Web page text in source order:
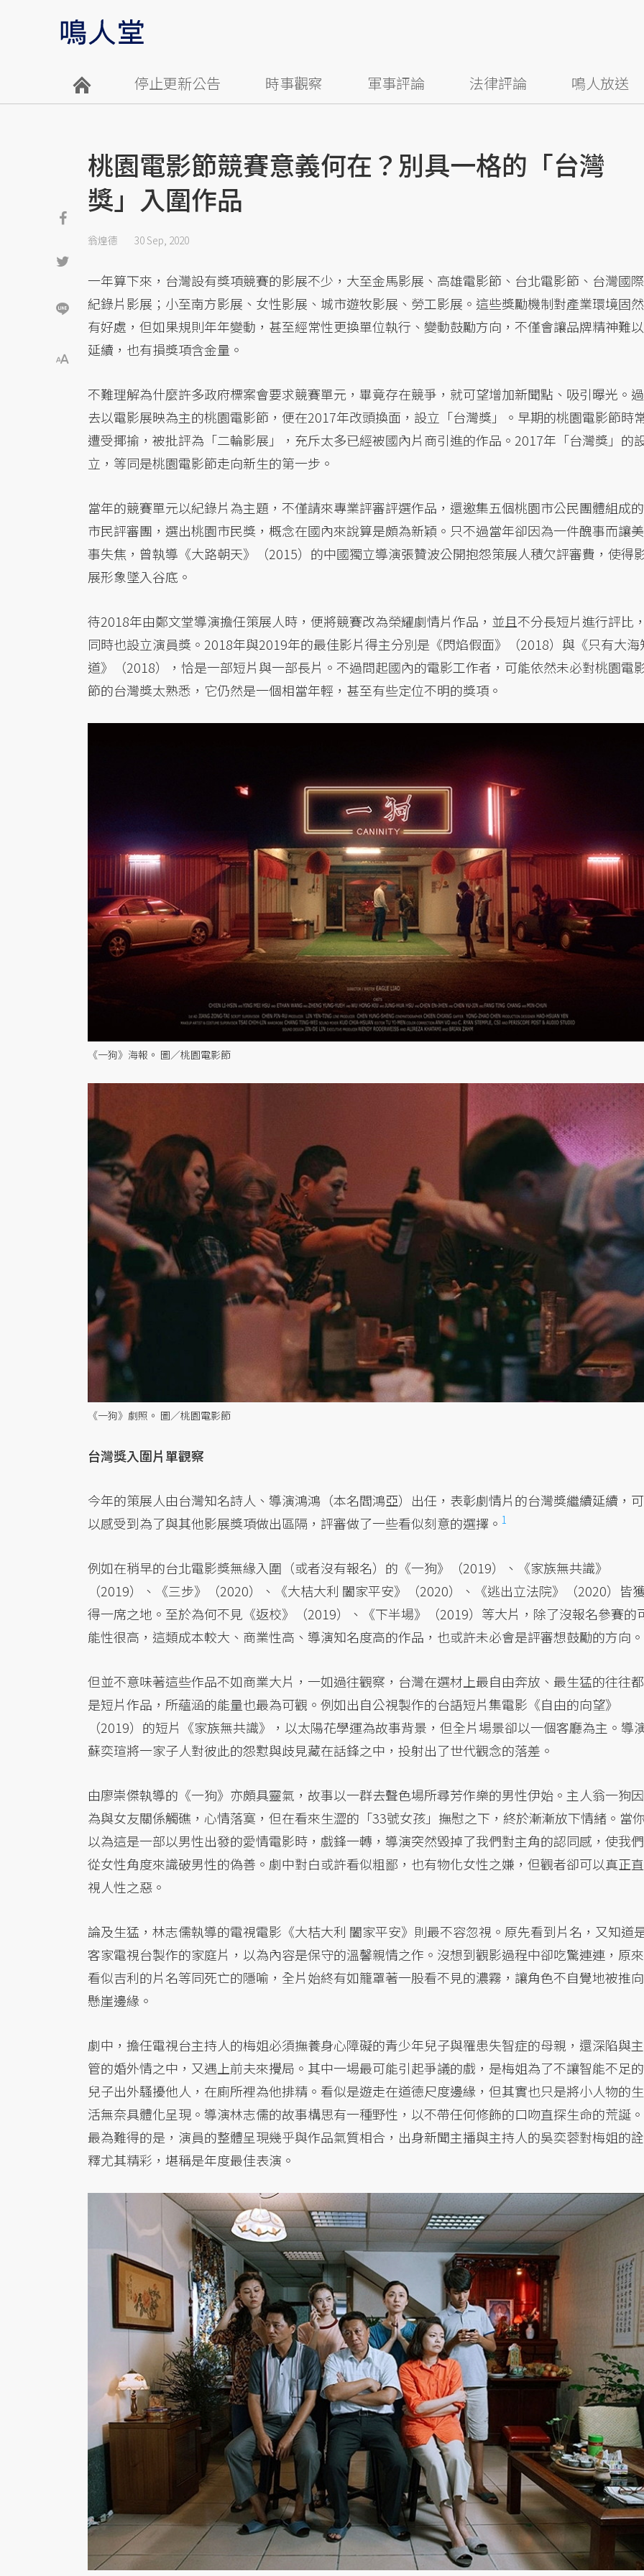
停止更新公告 時事觀察 軍事評論 法律評論 鳴人放送
桃園電影節競賽意義何在？別具一格的「台灣
獎」入圍作品
翁煌德 30 Sep, 2020
一年算下來，台灣設有獎項競賽的影展不少，大至金馬影展、高雄電影節、台北電影節、台灣國際
紀錄片影展；小至南方影展、女性影展、城市遊牧影展、勞工影展。這些獎勵機制對產業環境固然
有好處，但如果規則年年變動，甚至經常性更換單位執行、變動鼓勵方向，不僅會讓品牌精神難以
延續，也有損獎項含金量。
不難理解為什麼許多政府標案會要求競賽單元，畢竟存在競爭，就可望增加新聞點、吸引曝光。過
去以電影展映為主的桃園電影節，便在2017年改頭換面，設立「台灣獎」。早期的桃園電影節時
遭受揶揄，被批評為「二輪影展」，充斥太多已經被國內片商引進的作品。2017年「台灣獎」的
立，等同是桃園電影節走向新生的第一步。
當年的競賽單元以紀錄片為主題，不僅請來專業評審評選作品，還邀集五個桃園市公民團體組成的
市民評審團，選出桃園市民獎，概念在國內來說算是頗為新穎。只不過當年卻因為一件醜事而讓美
事失焦，曾執導《大路朝天》（2015）的中國獨立導演張贊波公開抱怨策展人積欠評審費，使得
展形象墜入谷底。
待2018年由鄭文堂導演擔任策展人時，便將競賽改為榮耀劇情片作品，並且不分長短片進行評比，
同時也設立演員獎。2018年與2019年的最佳影片得主分別是《閃焰假面》（2018）與《只有大海
道》（2018），恰是一部短片與一部長片。不過問起國內的電影工作者，可能依然未必對桃園電
節的台灣獎太熟悉，它仍然是一個相當年輕，甚至有些定位不明的獎項。
《一狗》海報。 圖／桃園電影節
《一狗》劇照。 圖／桃園電影節
台灣獎入圍片單觀察
今年的策展人由台灣知名詩人、導演鴻鴻（本名閻鴻亞）出任，表彰劇情片的台灣獎繼續延續，可
以感受到為了與其他影展獎項做出區隔，評審做了一些看似刻意的選擇。 1
例如在稍早的台北電影獎無緣入圍（或者沒有報名）的《一狗》（2019）、《家族無共識》
（2019）、《三步》（2020）、《大桔大利 闔家平安》（2020）、《逃出立法院》（2020）皆
得一席之地。至於為何不見《返校》（2019）、《下半場》（2019）等大片，除了沒報名參賽的
能性很高，這類成本較大、商業性高、導演知名度高的作品，也或許未必會是評審想鼓勵的方向。
但並不意味著這些作品不如商業大片，一如過往觀察，台灣在選材上最自由奔放、最生猛的往往都
是短片作品，所蘊涵的能量也最為可觀。例如出自公視製作的台語短片集電影《自由的向望》
（2019）的短片《家族無共識》，以太陽花學運為故事背景，但全片場景卻以一個客廳為主。導
蘇奕瑄將一家子人對彼此的怨懟與歧見藏在話鋒之中，投射出了世代觀念的落差。
由廖崇傑執導的《一狗》亦頗具靈氣，故事以一群去聲色場所尋芳作樂的男性伊始。主人翁一狗因
為與女友關係觸礁，心情落寞，但在看來生澀的「33號女孩」撫慰之下，終於漸漸放下情緒。當你
以為這是一部以男性出發的愛情電影時，戲鋒一轉，導演突然毀掉了我們對主角的認同感，使我們
從女性角度來識破男性的偽善。劇中對白或許看似粗鄙，也有物化女性之嫌，但觀者卻可以真正直
視人性之惡。
論及生猛，林志儒執導的電視電影《大桔大利 闔家平安》則最不容忽視。原先看到片名，又知道
客家電視台製作的家庭片，以為內容是保守的溫馨親情之作。沒想到觀影過程中卻吃驚連連，原來
看似吉利的片名等同死亡的隱喻，全片始終有如籠罩著一股看不見的濃霧，讓角色不自覺地被推向
懸崖邊緣。
劇中，擔任電視台主持人的梅姐必須撫養身心障礙的青少年兒子與罹患失智症的母親，還深陷與主
管的婚外情之中，又遇上前夫來攪局。其中一場最可能引起爭議的戲，是梅姐為了不讓智能不足的
兒子出外騷擾他人，在廁所裡為他排精。看似是遊走在道德尺度邊緣，但其實也只是將小人物的生
活無奈具體化呈現。導演林志儒的故事構思有一種野性，以不帶任何修飾的口吻直探生命的荒誕。
最為難得的是，演員的整體呈現幾乎與作品氣質相合，出身新聞主播與主持人的吳奕蓉對梅姐的詮
釋尤其精彩，堪稱是年度最佳表演。